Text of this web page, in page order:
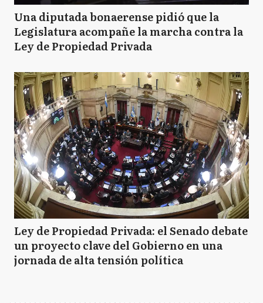
Una diputada bonaerense pidió que la
Legislatura acompañe la marcha contra la
Ley de Propiedad Privada
Ley de Propiedad Privada: el Senado debate
un proyecto clave del Gobierno en una
jornada de alta tensión política